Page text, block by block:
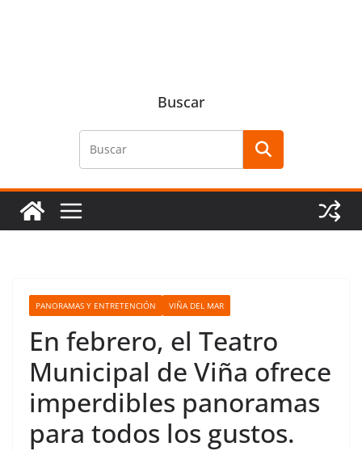
Buscar
PANORAMAS Y ENTRETENCIÓN VIÑA DEL MAR
En febrero, el Teatro
Municipal de Viña ofrece
imperdibles panoramas
para todos los gustos.